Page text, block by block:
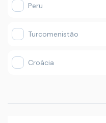
Peru
Turcomenistão
Croácia